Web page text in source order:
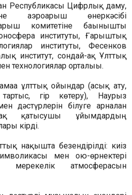
Республикасы Цифрлық даму,
аэроғарыш өнеркәсібі
комитетіне бағынышты
институты, Ғарыштық
институты, Фесенков
институт, сондай-ақ Ұлттық
технологиялар орталығы.
ұлттық ойындар (асық ату,
гір көтеру), Наурыз
дәстүрлерін білуге арналған
ақ қатысушы ұйымдардың
кірді.
нақышта безендірілді: киіз
мен ою-өрнектері
мерекелік атмосферасын